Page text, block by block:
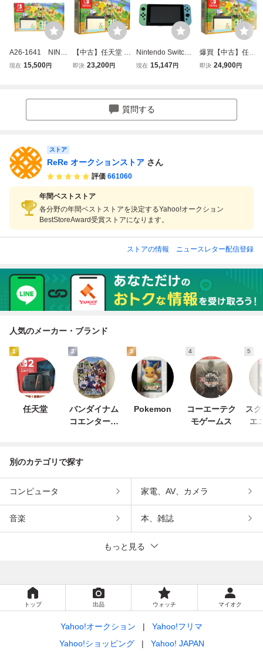
A26-1641 NINT
ENDO SWITCH ニ
現在 15,500円
【中古】任天堂 Ni
ntendo Switch あ
液晶画面いたみ 元
即決 23,200円
Nintendo Switch
任天堂 HAC-001
現在 15,147円
爆買【中古】任天
堂 Nintendo Switc
即決 24,900円
質問する
ストア
ReRe オークションストア さん
評価 661060
年間ベストストア
各分野の年間ベストストアを決定するYahoo!オークション
BestStoreAward受賞ストアになります。
ストアの情報 ニュースレター配信登録
人気のメーカー・ブランド
1
任天堂
2
バンダイナム
コエンターテ
3
Pokemon
4
コーエーテク
モゲームス
5
ス
エ
別のカテゴリで探す
コンピュータ 家電、AV、カメラ
音楽 本、雑誌
もっと見る
トップ 出品 ウォッチ マイオク
Yahoo!オークション
Yahoo!フリマ
Yahoo!ショッピング
Yahoo! JAPAN